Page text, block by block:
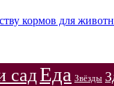
кормов для
садЕда Звёзды